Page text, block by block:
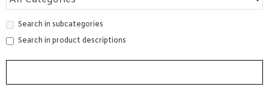
Search in subcategories
Search in product descriptions